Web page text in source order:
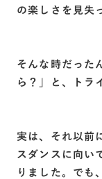
の楽しさを見失
そんな時だった
ら？」と、トラ
実は、それ以前
スダンスに向い
りました。でも